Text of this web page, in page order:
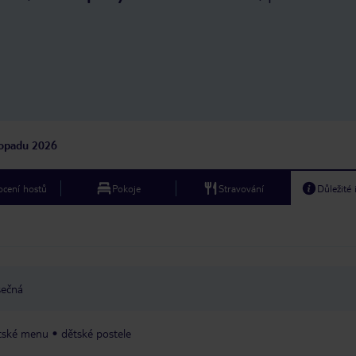
2026
hostů Pokoje Stravování Důležité
menu dětské postele